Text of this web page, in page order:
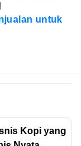
untuk
Kopi yang